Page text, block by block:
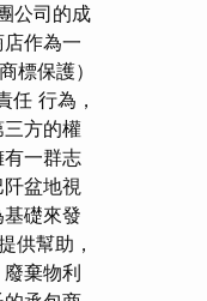
公司的成
作為一
標保護）
行為，
方的權
一群志
盆地視
礎來發
供幫助，
棄物利